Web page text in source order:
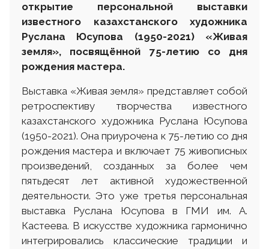
открытие персональной выставки
известного казахстанского художника
Руслана Юсупова (1950-2021) «Живая
земля», посвящённой 75-летию со дня
рождения мастера.
Выставка «Живая земля» представляет собой
ретроспективу творчества известного
казахстанского художника Руслана Юсупова
(1950-2021). Она приурочена к 75-летию со дня
рождения мастера и включает 75 живописных
произведений, созданных за более чем
пятьдесят лет активной художественной
деятельности. Это уже третья персональная
выставка Руслана Юсупова в ГМИ им. А.
Кастеева. В искусстве художника гармонично
интегрировались классические традиции и